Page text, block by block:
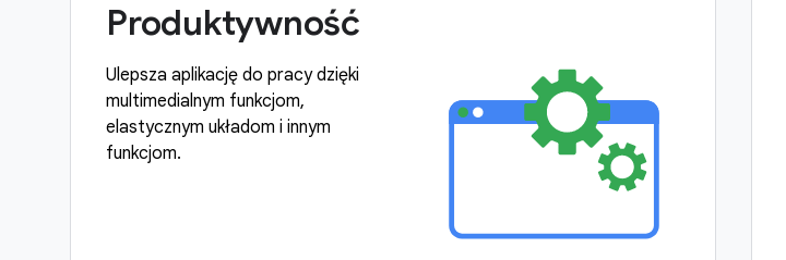
Produktywność
Ulepsza aplikację do pracy dzięki
multimedialnym funkcjom,
elastycznym układom i innym
funkcjom.